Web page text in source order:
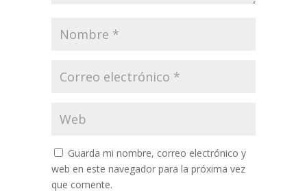
Guarda mi nombre, correo electrónico y
web en este navegador para la próxima vez
que comente.